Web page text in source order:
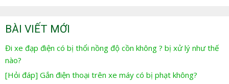
BÀI VIẾT MỚI
Đi xe đạp điện có bị thổi nồng độ cồn không ? bị xử lý như thế
nào?
[Hỏi đáp] Gắn điện thoại trên xe máy có bị phạt không?